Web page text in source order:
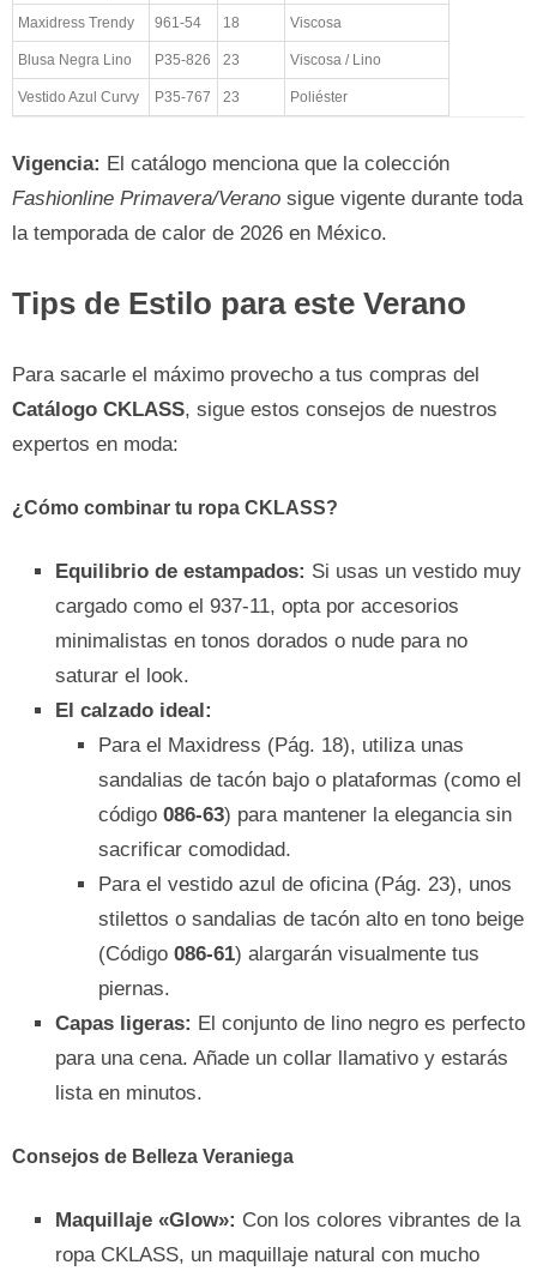
Maxidress Trendy 961-54 18 Viscosa
Blusa Negra Lino P35-826 23 Viscosa / Lino
Vestido Azul Curvy P35-767 23 Poliéster
Vigencia: El catálogo menciona que la colección
Fashionline Primavera/Verano sigue vigente durante toda
la temporada de calor de 2026 en México.
Tips de Estilo para este Verano
Para sacarle el máximo provecho a tus compras del
Catálogo CKLASS, sigue estos consejos de nuestros
expertos en moda:
¿Cómo combinar tu ropa CKLASS?
Equilibrio de estampados: Si usas un vestido muy
cargado como el 937-11, opta por accesorios
minimalistas en tonos dorados o nude para no
saturar el look.
El calzado ideal:
Para el Maxidress (Pág. 18), utiliza unas
sandalias de tacón bajo o plataformas (como el
código 086-63) para mantener la elegancia sin
sacrificar comodidad.
Para el vestido azul de oficina (Pág. 23), unos
stilettos o sandalias de tacón alto en tono beige
(Código 086-61) alargarán visualmente tus
piernas.
Capas ligeras: El conjunto de lino negro es perfecto
para una cena. Añade un collar llamativo y estarás
lista en minutos.
Consejos de Belleza Veraniega
Maquillaje «Glow»: Con los colores vibrantes de la
ropa CKLASS, un maquillaje natural con mucho